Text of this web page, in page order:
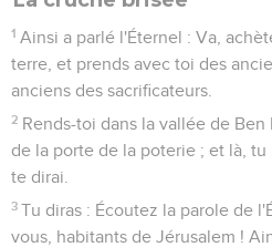
1 Ainsi a parlé l'Éternel : Va,
terre, et prends avec toi des
anciens des sacrificateurs.
2 Rends-toi dans la vallée de
de la porte de la poterie ; et là,
te dirai.
3 Tu diras : Écoutez la parole de
vous, habitants de Jérusalem !